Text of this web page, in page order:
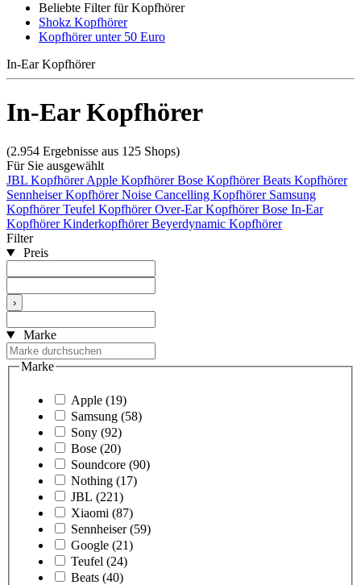
Beliebte Filter für Kopfhörer
Shokz Kopfhörer
Kopfhörer unter 50 Euro
In-Ear Kopfhörer
In-Ear Kopfhörer
(2.954 Ergebnisse aus 125 Shops)
Für Sie ausgewählt
JBL KopfhörerApple KopfhörerBose KopfhörerBeats Kopfhörer
Sennheiser KopfhörerNoise Cancelling Kopfhörer Samsung
KopfhörerTeufel KopfhörerOver-Ear KopfhörerBose In-Ear
KopfhörerKinderkopfhörerBeyerdynamic Kopfhörer
Filter
Preis
›
Marke
Marke
Apple (19)
Samsung (58)
Sony (92)
Bose (20)
Soundcore (90)
Nothing (17)
JBL (221)
Xiaomi (87)
Sennheiser (59)
Google (21)
Teufel (24)
Beats (40)